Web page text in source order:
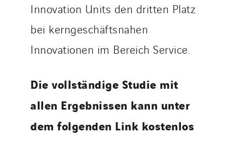
Innovation Units den dritten Platz
bei kerngeschäftsnahen
Innovationen im Bereich Service.
Die vollständige Studie mit
allen Ergebnissen kann unter
dem folgenden Link kostenlos